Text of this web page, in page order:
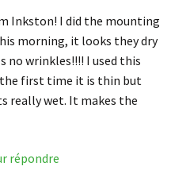
Inkston! I did the mounting
morning, it looks they dry
no wrinkles!!!! I used this
first time it is thin but
really wet. It makes the
répondre